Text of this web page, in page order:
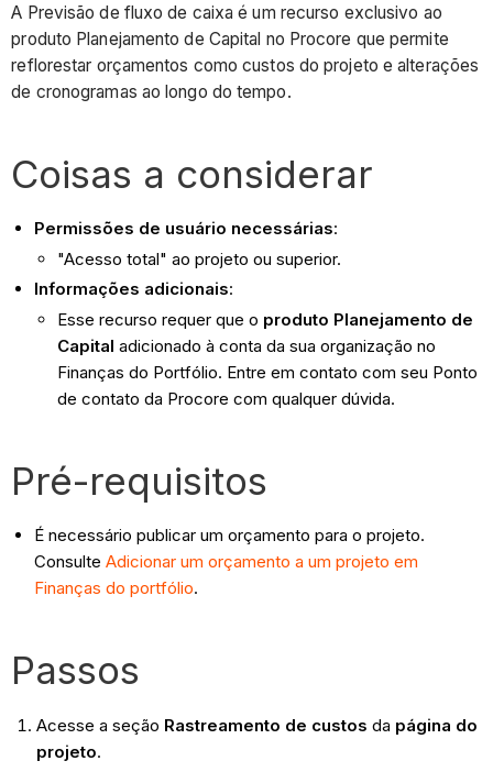
A Previsão de fluxo de caixa é um recurso exclusivo ao
produto Planejamento de Capital no Procore que permite
reflorestar orçamentos como custos do projeto e alterações
de cronogramas ao longo do tempo.
Coisas a considerar
Permissões de usuário necessárias:
"Acesso total" ao projeto ou superior.
Informações adicionais:
Esse recurso requer que o produto Planejamento de
Capital adicionado à conta da sua organização no
Finanças do Portfólio. Entre em contato com seu Ponto
de contato da Procore com qualquer dúvida.
Pré-requisitos
É necessário publicar um orçamento para o projeto.
ConsulteAdicionar um orçamento a um projeto em
Finanças do portfólio.
Passos
Acesse a seção Rastreamento de custos da página do
projeto.